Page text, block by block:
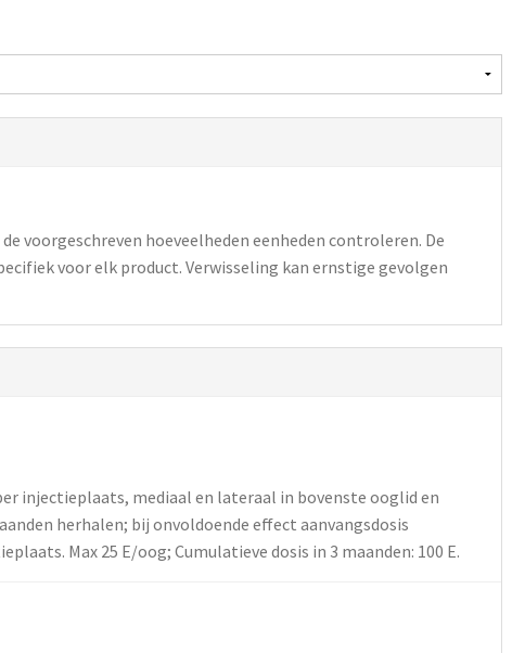
voorgeschreven hoeveelheden eenheden controleren. De
voor elk product. Verwisseling kan ernstige gevolgen
injectieplaats, mediaal en lateraal in bovenste ooglid en
herhalen; bij onvoldoende effect aanvangsdosis
Max 25 E/oog; Cumulatieve dosis in 3 maanden: 100 E.